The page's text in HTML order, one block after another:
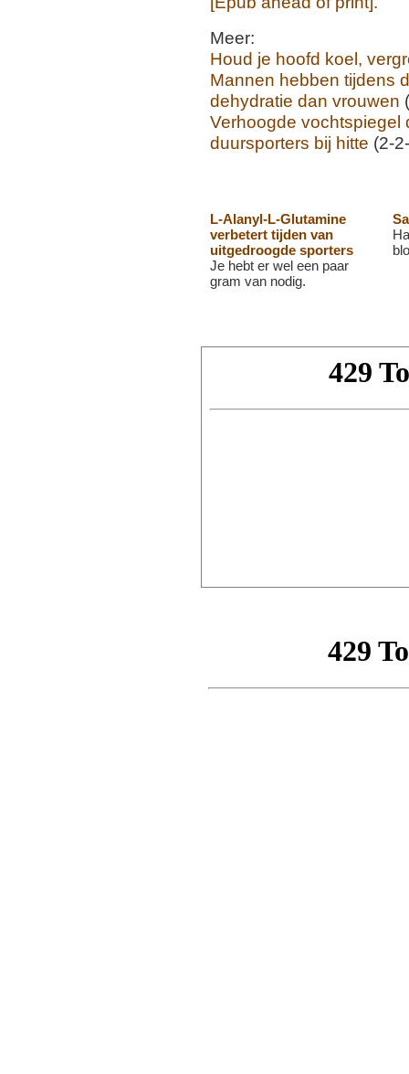
Meer:
Houd je hoofd koel,
Mannen hebben tijdens
dehydratie dan vrouwen
Verhoogde vochtspiegel
duursporters bij hitte (2-
L-Alanyl-L-Glutamine
verbetert tijden van
uitgedroogde sporters
Je hebt er wel een paar
gram van nodig.